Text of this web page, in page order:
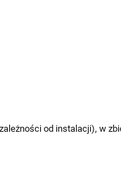
od instalacji), w